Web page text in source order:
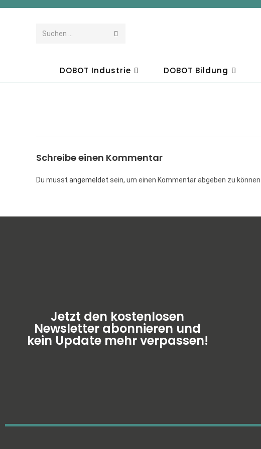
Suchen …
DOBOT Industrie DOBOT Bildung
Schreibe einen Kommentar
Du musst angemeldet sein, um einen Kommentar abgeben zu können.
Jetzt den kostenlosen
Newsletter abonnieren und
kein Update mehr verpassen!